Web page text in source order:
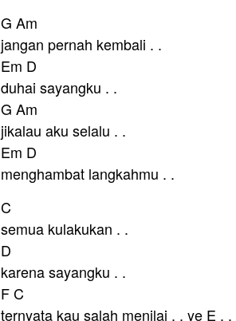
G Am
jangan pernah kembali . .
Em D
duhai sayangku . .
G Am
jikalau aku selalu . .
Em D
menghambat langkahmu . .
C
semua kulakukan . .
D
karena sayangku . .
F C
ternyata kau salah menilai . . ye E . .